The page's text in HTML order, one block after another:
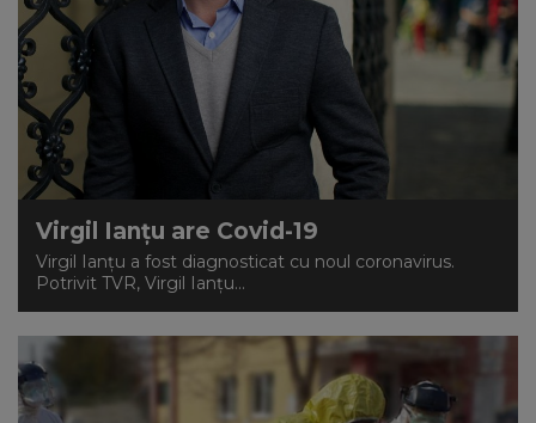
Virgil Ianțu are Covid-19
Virgil Ianțu a fost diagnosticat cu noul coronavirus.
Potrivit TVR, Virgil Ianțu...